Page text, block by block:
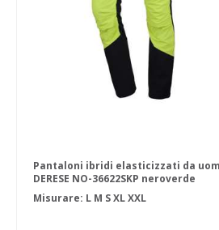
Pantaloni ibridi elasticizzati da
DERESE NO-36622SKP neroverde
Misurare: L M SXLXXL